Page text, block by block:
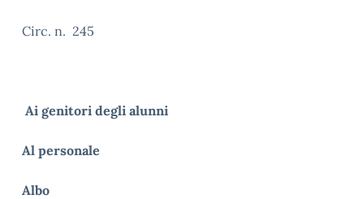
Circ. n. 245
Ai genitori degli alunni
Al personale
Albo